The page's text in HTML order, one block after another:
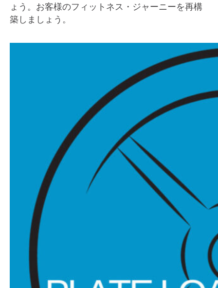
ょう。お客様のフィットネス・ジャーニーを再構
築しましょう。